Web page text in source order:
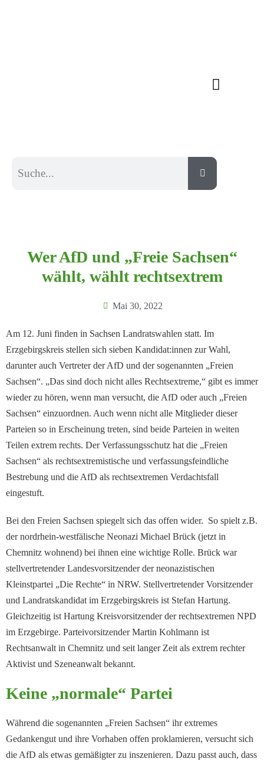
Wer AfD und „Freie Sachsen“
wählt, wählt rechtsextrem
Mai 30, 2022
Am 12. Juni finden in Sachsen Landratswahlen statt. Im
Erzgebirgskreis stellen sich sieben Kandidat:innen zur Wahl,
darunter auch Vertreter der AfD und der sogenannten „Freien
Sachsen“. „Das sind doch nicht alles Rechtsextreme,“ gibt es immer
wieder zu hören, wenn man versucht, die AfD oder auch „Freien
Sachsen“ einzuordnen. Auch wenn nicht alle Mitglieder dieser
Parteien so in Erscheinung treten, sind beide Parteien in weiten
Teilen extrem rechts. Der Verfassungsschutz hat die „Freien
Sachsen“ als rechtsextremistische und verfassungsfeindliche
Bestrebung und die AfD als rechtsextremen Verdachtsfall
eingestuft.
Bei den Freien Sachsen spiegelt sich das offen wider. So spielt z.B.
der nordrhein-westfälische Neonazi Michael Brück (jetzt in
Chemnitz wohnend) bei ihnen eine wichtige Rolle. Brück war
stellvertretender Landesvorsitzender der neonazistischen
Kleinstpartei „Die Rechte“ in NRW. Stellvertretender Vorsitzender
und Landratskandidat im Erzgebirgskreis ist Stefan Hartung.
Gleichzeitig ist Hartung Kreisvorsitzender der rechtsextremen NPD
im Erzgebirge. Parteivorsitzender Martin Kohlmann ist
Rechtsanwalt in Chemnitz und seit langer Zeit als extrem rechter
Aktivist und Szeneanwalt bekannt.
Keine „normale“ Partei
Während die sogenannten „Freien Sachsen“ ihr extremes
Gedankengut und ihre Vorhaben offen proklamieren, versucht sich
die AfD als etwas gemäßigter zu inszenieren. Dazu passt auch, dass